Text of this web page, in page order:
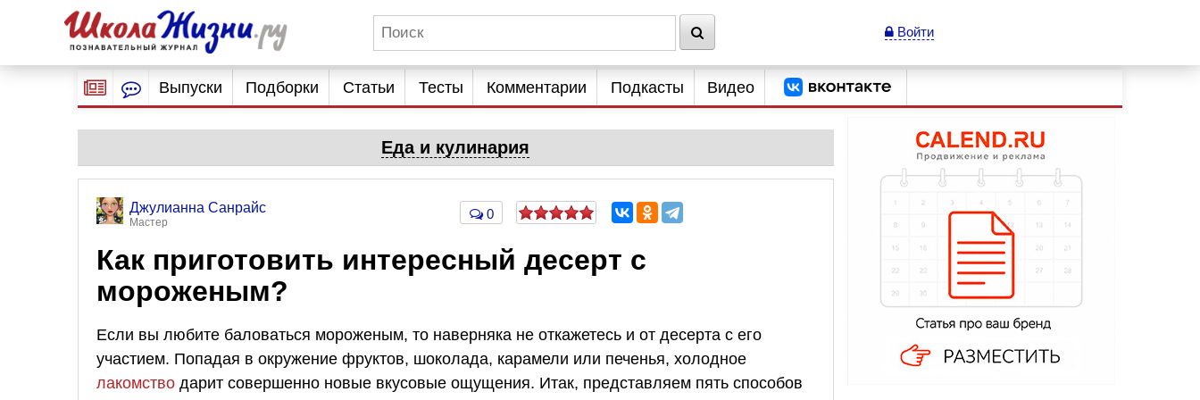
Войти
Выпуски Подборки Статьи Тесты Комментарии Подкасты Видео
Еда и кулинария
Джулианна Санрайс
Мастер
0
Как приготовить интересный десерт с
мороженым?
Если вы любите баловаться мороженым, то наверняка не откажетесь и от десерта с его
участием. Попадая в окружение фруктов, шоколада, карамели или печенья, холодное
лакомство дарит совершенно новые вкусовые ощущения. Итак, представляем пять способов